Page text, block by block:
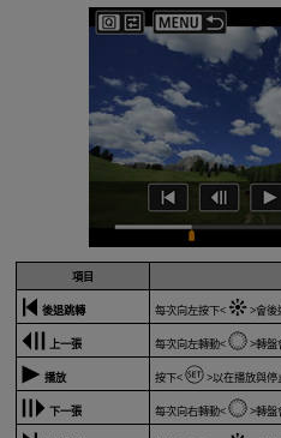
項目
後退跳轉 每次向左按下 會後
上一張 每次向左轉動 轉盤
播放 按下 以在播放與停
下一張 每次向右轉動 轉盤